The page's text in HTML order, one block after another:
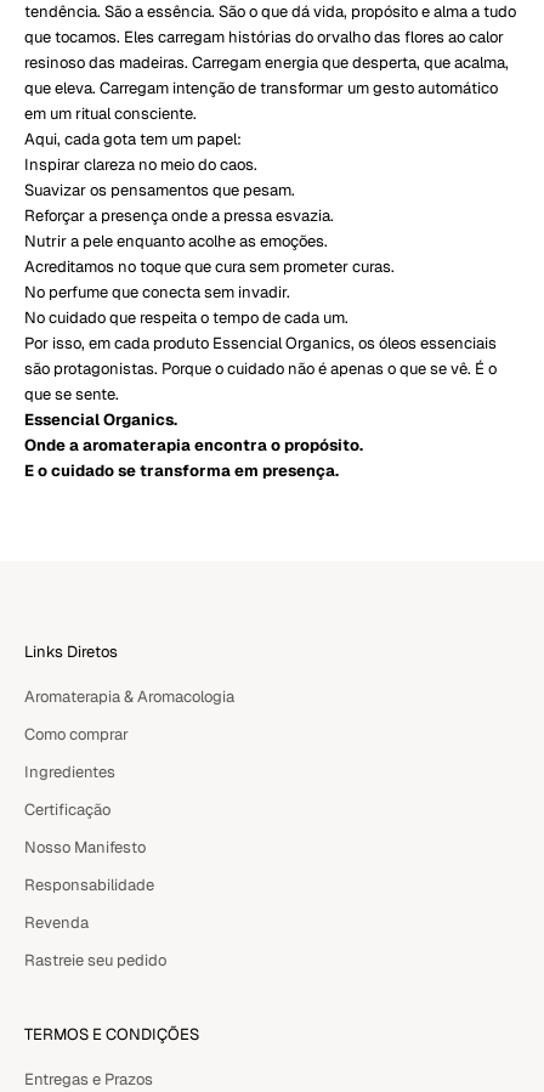
tendência. São a essência. São o que dá vida, propósito e alma a tudo
que tocamos. Eles carregam histórias do orvalho das flores ao calor
resinoso das madeiras. Carregam energia que desperta, que acalma,
que eleva. Carregam intenção de transformar um gesto automático
em um ritual consciente.
Aqui, cada gota tem um papel:
Inspirar clareza no meio do caos.
Suavizar os pensamentos que pesam.
Reforçar a presença onde a pressa esvazia.
Nutrir a pele enquanto acolhe as emoções.
Acreditamos no toque que cura sem prometer curas.
No perfume que conecta sem invadir.
No cuidado que respeita o tempo de cada um.
Por isso, em cada produto Essencial Organics, os óleos essenciais
são protagonistas. Porque o cuidado não é apenas o que se vê. É o
que se sente.
Essencial Organics.
Onde a aromaterapia encontra o propósito.
E o cuidado se transforma em presença.
Links Diretos
Aromaterapia & Aromacologia
Como comprar
Ingredientes
Certificação
Nosso Manifesto
Responsabilidade
Revenda
Rastreie seu pedido
TERMOS E CONDIÇÕES
Entregas e Prazos